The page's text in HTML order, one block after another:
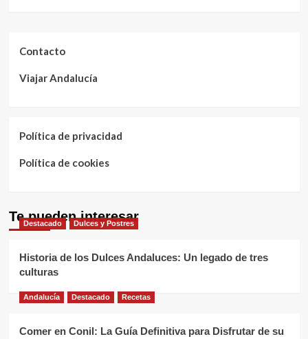
Contacto
Viajar Andalucía
Política de privacidad
Política de cookies
Te pueden interesar
Destacado Dulces y Postres
Historia de los Dulces Andaluces: Un legado de tres
culturas
Andalucía Destacado Recetas
Comer en Conil: La Guía Definitiva para Disfrutar de su